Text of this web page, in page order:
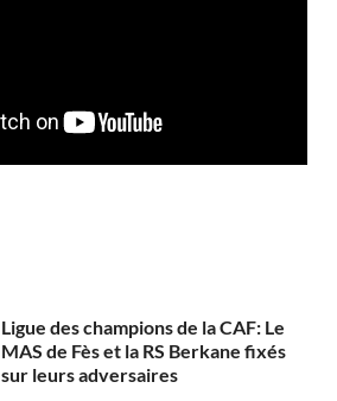
Ligue des champions de la CAF: Le
MAS de Fès et la RS Berkane fixés
sur leurs adversaires